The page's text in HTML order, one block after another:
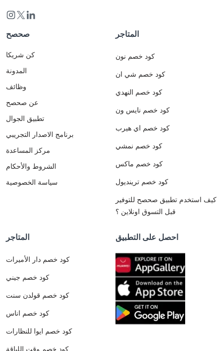
صحصح
كن شريكا
المدونة
وظائف
عن صحصح
تطبيق الجوال
برنامج الاصدار التجريبي
مركز المساعدة
الشروط والأحكام
سياسة الخصوصية
المتاجر
كود خصم نون
كود خصم شي ان
كود خصم النهدي
كود خصم نايس ون
كود خصم اي هيرب
كود خصم نمشي
كود خصم ماكس
كود خصم ترينديول
كيف استخدم تطبيق صحصح للتوفير
قبل التسوق اونلاين ؟
المتاجر
كود خصم دار الأميرات
كود خصم جيني
كود خصم قولدن سنت
كود خصم اناس
كود خصم ايوا للنظارات
كود خصم وقت اللياقة
احصل على التطبيق